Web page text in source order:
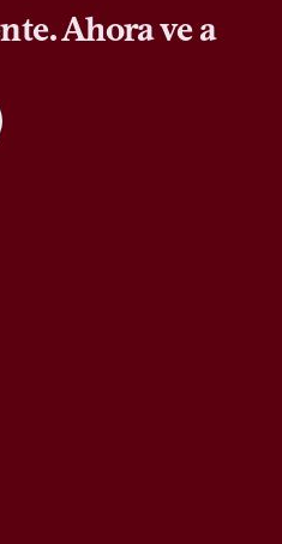
Ahora ve a